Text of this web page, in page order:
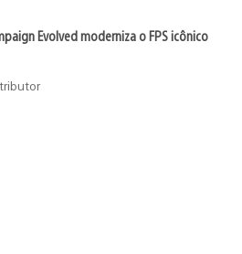
Evolved moderniza o FPS icônico